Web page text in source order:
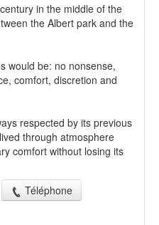
in the middle of the
the Albert park and the
would be: no nonsense,
comfort, discretion and
respected by its previous
through atmosphere
comfort without losing its
Téléphone